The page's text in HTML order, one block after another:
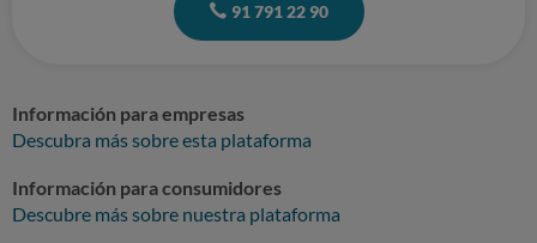
91 791 22 90
Información para empresas
Descubra más sobre esta plataforma
Información para consumidores
Descubre más sobre nuestra plataforma